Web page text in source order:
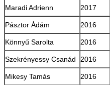
Maradi Adrienn
2017
Pásztor Ádám
2016
Könnyű Sarolta
2016
Szekrényessy Csanád
2016
Mikesy Tamás
2016